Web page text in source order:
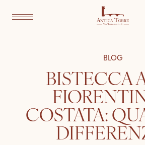
BLOG
BISTECCA
COSTATA: